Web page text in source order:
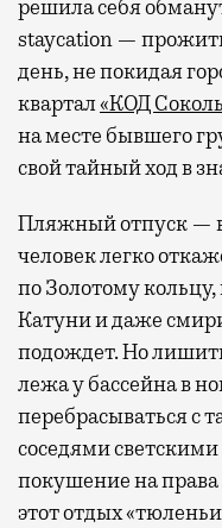
решила себя
staycation —
день, не покидая
квартал«КОД
на месте бывшего
свой тайный ход в
Пляжный отпуск —
человек легко
по Золотому
Катуни и даже
подождет. Но
лежа у бассейна в
перебрасываться с
соседями
покушение на права
этот отдых